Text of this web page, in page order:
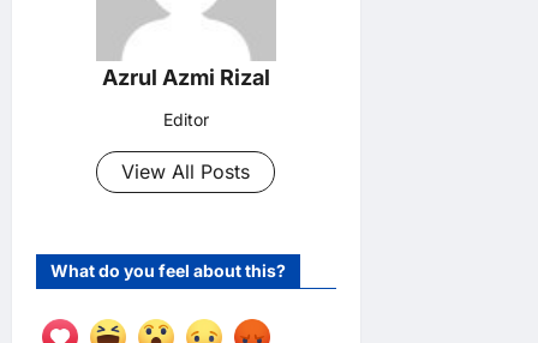
Azrul Azmi Rizal
Editor
View All Posts
What do you feel about this?